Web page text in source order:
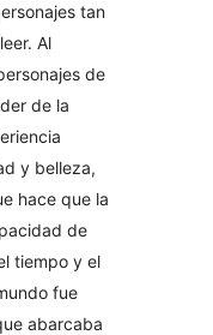
tan
Al
de
de la
y belleza,
hace que la
de
tiempo y el
fue
abarcaba